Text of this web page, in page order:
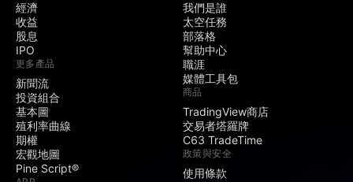
經濟
收益
股息
IPO
更多產品
新聞流
投資組合
基本圖
殖利率曲線
期權
宏觀地圖
Pine Script®
我們是誰
太空任務
部落格
幫助中心
職涯
媒體工具包
商品
TradingView商店
交易者塔羅牌
C63 TradeTime
政策與安全
使用條款